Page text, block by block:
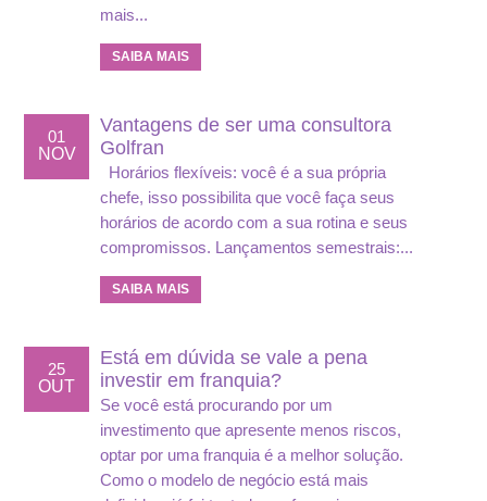
mais...
SAIBA MAIS
01
NOV
Vantagens de ser uma consultora
Golfran
Horários flexíveis: você é a sua própria
chefe, isso possibilita que você faça seus
horários de acordo com a sua rotina e seus
compromissos. Lançamentos semestrais:...
SAIBA MAIS
25
OUT
Está em dúvida se vale a pena
investir em franquia?
Se você está procurando por um
investimento que apresente menos riscos,
optar por uma franquia é a melhor solução.
Como o modelo de negócio está mais